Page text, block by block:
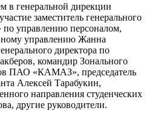
в генеральной дирекции
заместитель генерального
управлению персоналом,
управлению Жанна
директора по
командир Зонального
ПАО «КАМАЗ», председатель
Алексей Тарабукин,
направления студенческих
другие руководители.